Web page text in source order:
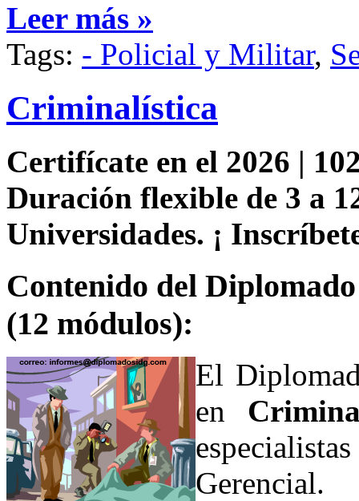
Leer más »
Tags: - Policial y Militar,
Criminalística
Certifícate en el 2026 |
Duración flexible de 3 a
Universidades. ¡
Contenido del
(12 módulos):
El
en
Gerencial.